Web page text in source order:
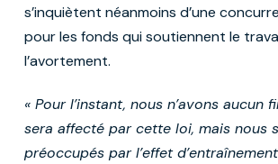
s’inquiètent néanmoins d’une
pour les fonds qui soutiennent le
l’avortement.
« Pour l’instant, nous n’avons aucun
sera affecté par cette loi, mais nous
préoccupés par l’effet